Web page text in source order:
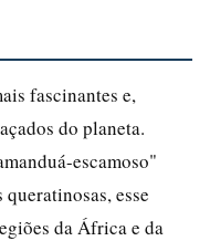
fascinantes e,
do planeta.
escamoso"
esse
da África e da